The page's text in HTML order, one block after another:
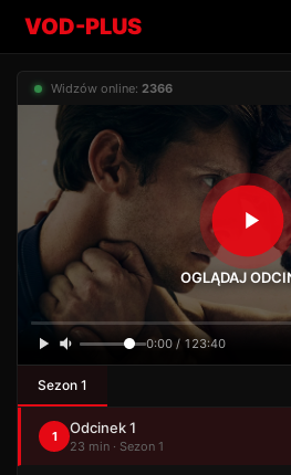
VOD-PLUS
Widzów online: 2366
OGLĄDAJ
0:00 / 123:40
Sezon 1
1 Odcinek 1
23 min · Sezon 1